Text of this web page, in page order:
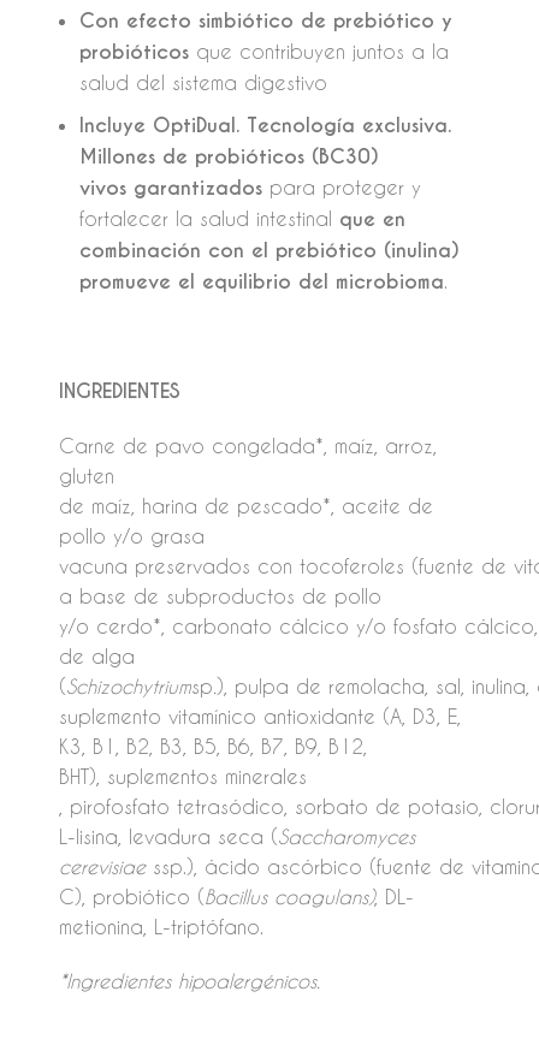
Con efecto simbiótico de prebiótico y
probióticos que contribuyen juntos a la
salud del sistema digestivo
Incluye OptiDual . Tecnología exclusiva.
Millones de probióticos (BC30)
vivos garantizados para proteger y
fortalecer la salud intestinal que en
combinación con el prebiótico (inulina)
promueve el equilibrio del microbioma.
INGREDIENTES
Carne de pavo congelada*, maíz, arroz,
gluten
de maíz, harina de pescado*, aceite de
pollo y/o grasa
vacuna preservados con tocoferoles (fuente de
a base de subproductos de pollo
y/o cerdo*, carbonato cálcico y/o fosfato
de alga
(Schizochytriumsp ), pulpa de remolacha, sal,
suplemento vitamínico antioxidante (A, D3, E,
K3, B1, B2, B3, B5, B6, B7, B9, B12,
BHT), suplementos minerales
, pirofosfato tetrasódico, sorbato de potasio,
L-lisina, levadura seca (Saccharomyces
cerevisiae ssp.), ácido ascórbico (fuente de
C), probiótico (Bacillus coagulans), DL-
metionina, L-triptófano.
*Ingredientes hipoalergénicos.